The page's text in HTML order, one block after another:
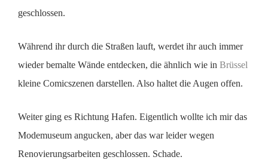
geschlossen.
Während ihr durch die Straßen lauft, werdet ihr auch immer
wieder bemalte Wände entdecken, die ähnlich wie in Brüssel
kleine Comicszenen darstellen. Also haltet die Augen offen.
Weiter ging es Richtung Hafen. Eigentlich wollte ich mir das
Modemuseum angucken, aber das war leider wegen
Renovierungsarbeiten geschlossen. Schade.